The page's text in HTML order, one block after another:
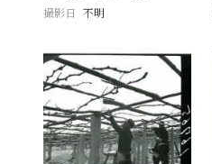
撮影日
不明